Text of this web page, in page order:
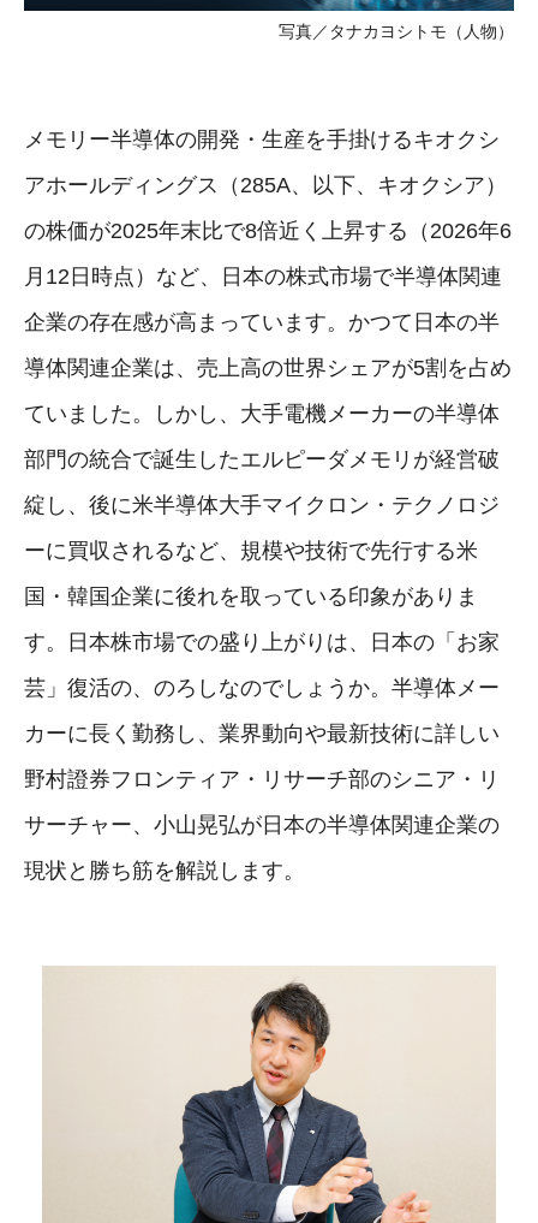
写真／タナカヨシトモ（人物）
メモリー半導体の開発・生産を手掛けるキオクシ
アホールディングス（285A、以下、キオクシア）
の株価が2025年末比で8倍近く上昇する（2026年6
月12日時点）など、日本の株式市場で半導体関連
企業の存在感が高まっています。かつて日本の半
導体関連企業は、売上高の世界シェアが5割を占め
ていました。しかし、大手電機メーカーの半導体
部門の統合で誕生したエルピーダメモリが経営破
綻し、後に米半導体大手マイクロン・テクノロジ
ーに買収されるなど、規模や技術で先行する米
国・韓国企業に後れを取っている印象がありま
す。日本株市場での盛り上がりは、日本の「お家
芸」復活の、のろしなのでしょうか。半導体メー
カーに長く勤務し、業界動向や最新技術に詳しい
野村證券フロンティア・リサーチ部のシニア・リ
サーチャー、小山晃弘が日本の半導体関連企業の
現状と勝ち筋を解説します。